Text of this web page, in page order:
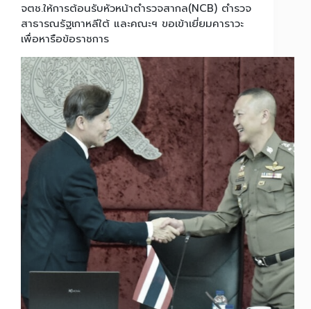
จตช.ให้การต้อนรับหัวหน้าตำรวจสากล(NCB) ตำรวจ
สาธารณรัฐเกาหลีใต้ และคณะฯ ขอเข้าเยี่ยมคาราวะ
เพื่อหารือข้อราชการ